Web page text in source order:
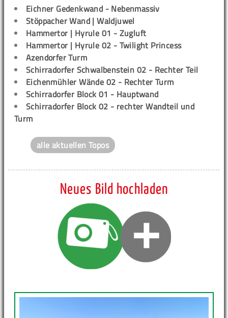
Eichner Gedenkwand - Nebenmassiv
Stöppacher Wand | Waldjuwel
Hammertor | Hyrule 01 - Zugluft
Hammertor | Hyrule 02 - Twilight Princess
Azendorfer Turm
Schirradorfer Schwalbenstein 02 - Rechter Teil
Eichenmühler Wände 02 - Rechter Turm
Schirradorfer Block 01 - Hauptwand
Schirradorfer Block 02 - rechter Wandteil und
Turm
alle aktuellen Topos
Neues Bild hochladen